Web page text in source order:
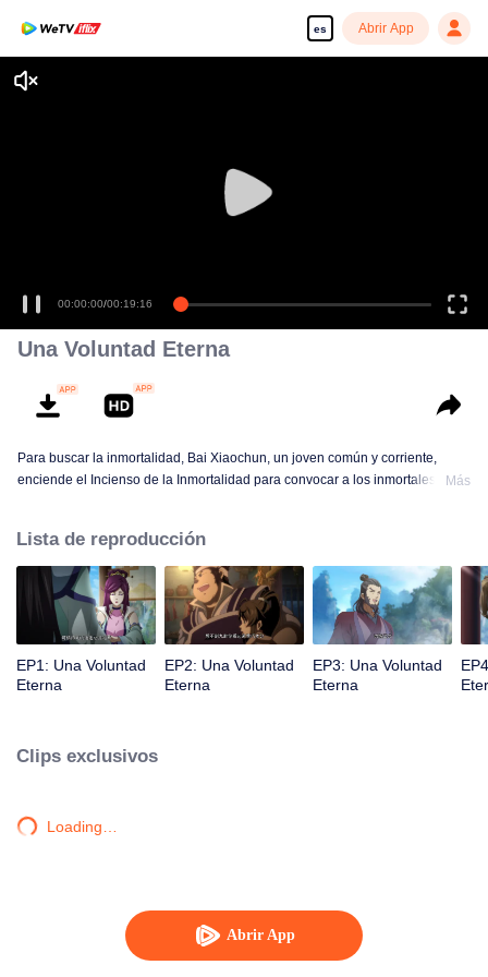
es Abrir App
Abrir App
00:00:00/00:19:16
Una Voluntad Eterna
Para buscar la inmortalidad, Bai Xiaochun, un joven común y corriente,
enciende el Incienso de la Inmortalidad para convocar a los inmortales. Pero
con numerosas tramas divertidas. Ven a verlo para llenar tu verano de
alegría.
Más
Lista de reproducción
EP1: Una Voluntad
Eterna
EP2: Una Voluntad
Eterna
EP3: Una Voluntad
Eterna
Clips exclusivos
Loading…